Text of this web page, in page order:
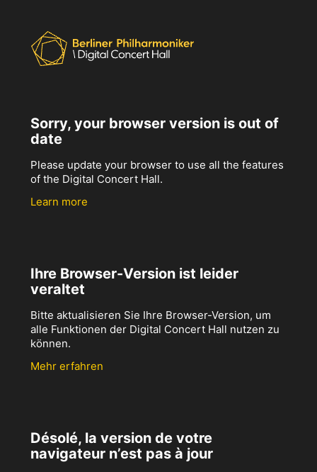
Sorry, your browser version is out of
date
Please update your browser to use all the features
of the Digital Concert Hall.
Learn more
Ihre Browser-Version ist leider
veraltet
Bitte aktualisieren Sie Ihre Browser-Version, um
alle Funktionen der Digital Concert Hall nutzen zu
können.
Mehr erfahren
Désolé, la version de votre
navigateur n’est pas à jour